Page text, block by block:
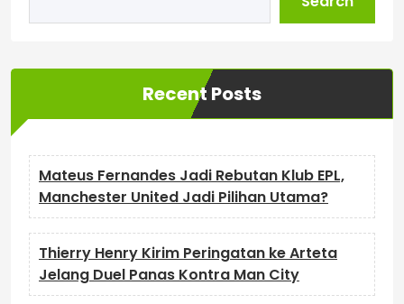
Recent Posts
Mateus Fernandes Jadi Rebutan Klub EPL,
Manchester United Jadi Pilihan Utama?
Thierry Henry Kirim Peringatan ke Arteta
Jelang Duel Panas Kontra Man City